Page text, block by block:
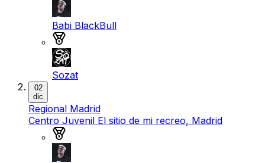
Babi BlackBull
Sozat
02
dic
Regional Madrid
Centro Juvenil El sitio de mi recreo, Madrid